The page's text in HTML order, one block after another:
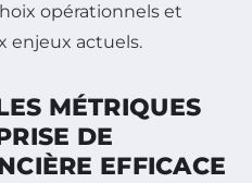
opérationnels et
enjeux actuels.
MÉTRIQUES
DE
EFFICACE